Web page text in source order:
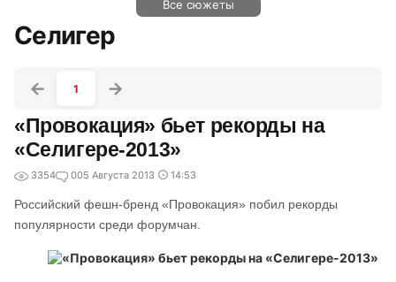
Все сюжеты
Селигер
1
«Провокация» бьет рекорды на
«Селигере-2013»
3354 005 Августа 2013 14:53
Российский фешн-бренд «Провокация» побил рекорды
популярности среди форумчан.